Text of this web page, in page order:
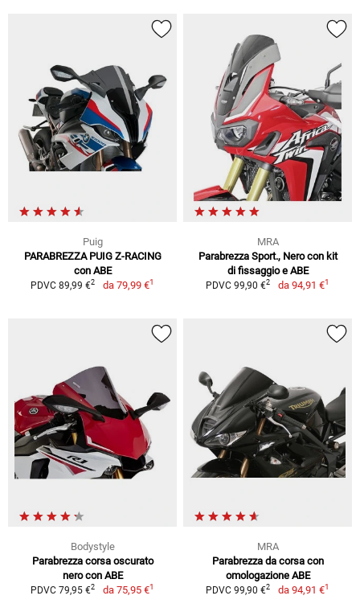
Puig
PARABREZZA PUIG Z-RACING
con ABE
PDVC 89,99 €2 da 79,99 €1
MRA
Parabrezza Sport., Nero con kit
di fissaggio e ABE
PDVC 99,90 €2 da 94,91 €1
Bodystyle
Parabrezza corsa oscurato
nero con ABE
PDVC 79,95 €2 da 75,95 €1
MRA
Parabrezza da corsa con
omologazione ABE
PDVC 99,90 €2 da 94,91 €1